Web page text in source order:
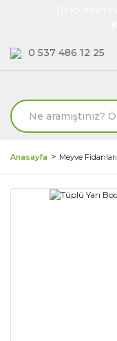
0 537 486 12 25
Anasayfa Meyve Fidanları